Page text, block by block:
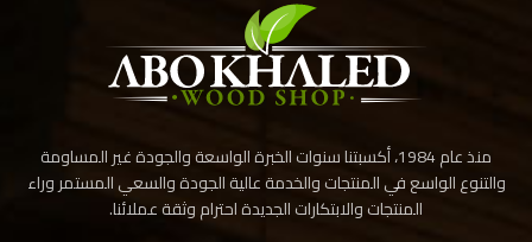
منذ عام 1984، أكسبتنا سنوات الخبرة الواسعة والجودة غير المساومة
والتنوع الواسع في المنتجات والخدمة عالية الجودة والسعي المستمر وراء
المنتجات والابتكارات الجديدة احترام وثقة عملائنا.